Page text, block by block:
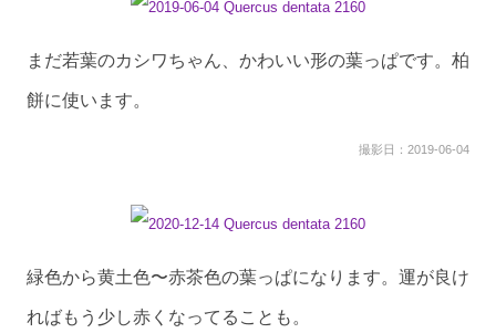
まだ若葉のカシワちゃん、かわいい形の葉っぱです。柏
餅に使います。
撮影日：2019-06-04
緑色から黄土色〜赤茶色の葉っぱになります。運が良け
ればもう少し赤くなってることも。